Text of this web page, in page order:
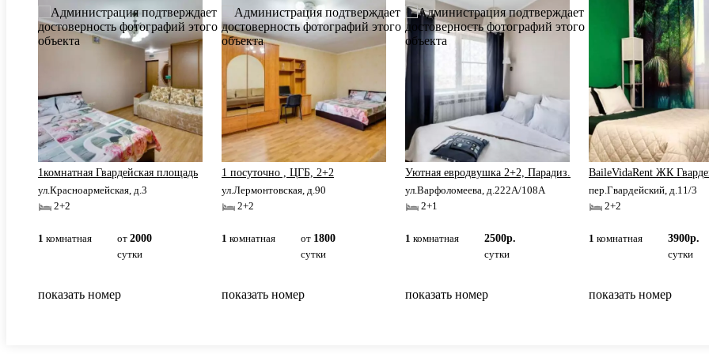
1комнатная Гвардейская площадь
ул.Красноармейская, д.3
2+2
1 комнатная от 2000
сутки
показать номер
1 посуточно , ЦГБ, 2+2
ул.Лермонтовская, д.90
2+2
1 комнатная от 1800
сутки
показать номер
Уютная евродвушка 2+2, Парадиз.
ул.Варфоломеева, д.222А/108А
2+1
1 комнатная
2500р.
сутки
показать номер
BaileVidaRent ЖК
пер.Гвардейский, д.11/3
2+2
1 комнатная
3900р.
сутки
показать номер